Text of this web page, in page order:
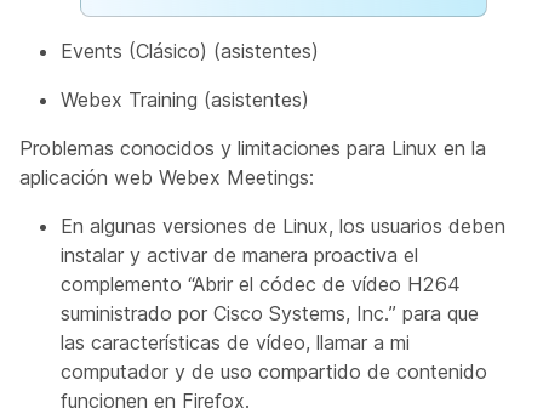
Events (Clásico) (asistentes)
Webex Training (asistentes)
Problemas conocidos y limitaciones para Linux en la
aplicación web Webex Meetings:
En algunas versiones de Linux, los usuarios deben
instalar y activar de manera proactiva el
complemento “Abrir el códec de vídeo H264
suministrado por Cisco Systems, Inc.” para que
las características de vídeo, llamar a mi
computador y de uso compartido de contenido
funcionen en Firefox.